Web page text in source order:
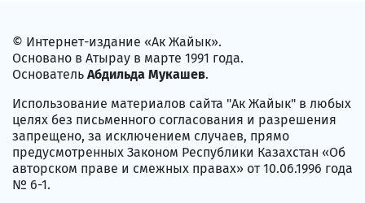
© Интернет-издание «Ак Жайык».
Основано в Атырау в марте 1991 года.
Основатель Абдильда Мукашев.
Использование материалов сайта "Ак Жайык" в любых
целях без письменного согласования и разрешения
запрещено, за исключением случаев, прямо
предусмотренных Законом Республики Казахстан «Об
авторском праве и смежных правах» от 10.06.1996 года
№ 6-1.